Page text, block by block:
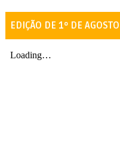
EDIÇÃO DE 1º DE AGOSTO